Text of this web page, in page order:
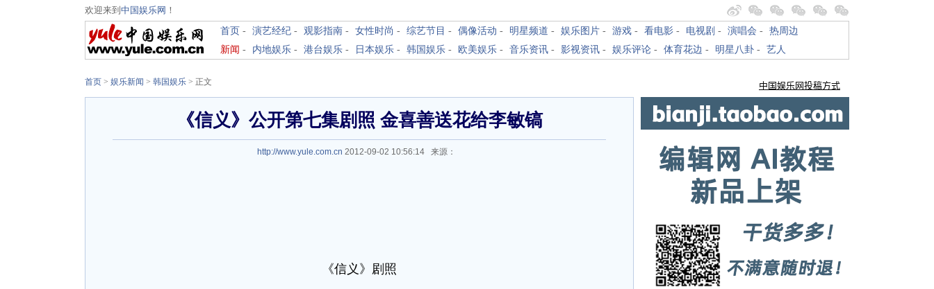
欢迎来到 中国娱乐网 ！
首页 - 演艺经纪 - 观影指南 - 女性时尚 - 综艺节目 - 偶像活动 - 明星频道 - 娱乐图片 - 游戏 - 看电影 - 电视剧 - 演唱会 - 热周边
新闻 - 内地娱乐 - 港台娱乐 - 日本娱乐 - 韩国娱乐 - 欧美娱乐 - 音乐资讯 - 影视资讯 - 娱乐评论 - 体育花边 - 明星八卦 - 艺人
首页 > 娱乐新闻 > 韩国娱乐 > 正文
《信义》公开第七集剧照 金喜善送花给李敏镐
http://www.yule.com.cn 2012-09-02 10:56:14 来源：
《信义》剧照